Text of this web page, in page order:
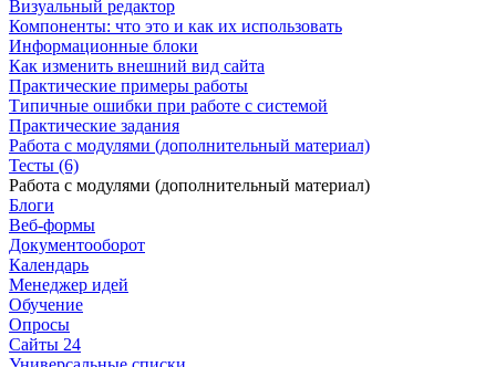
Визуальный редактор
Компоненты: что это и как их использовать
Информационные блоки
Как изменить внешний вид сайта
Практические примеры работы
Типичные ошибки при работе с системой
Практические задания
Работа с модулями (дополнительный материал)
Тесты (6)
Работа с модулями (дополнительный материал)
Блоги
Веб-формы
Документооборот
Календарь
Менеджер идей
Обучение
Опросы
Сайты 24